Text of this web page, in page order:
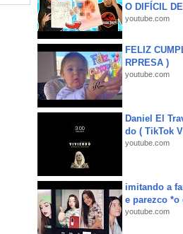
O DIFÍCIL
youtube.com
FELIZ
RPRESA )
youtube.com
Daniel El
do ( TikTok
youtube.com
imitando a
e parezco *o
youtube.com